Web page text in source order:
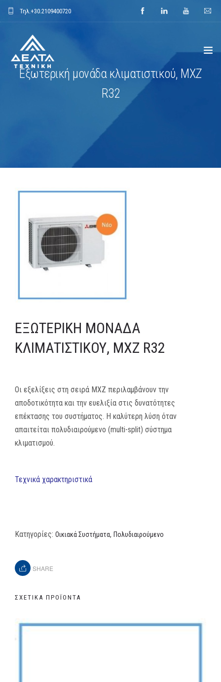
Τηλ.+30.2109400720
MEDIA
ΦΥΛΛΑΔΙΑ
E-SHOP
Εξωτερική μονάδα κλιματιστικού, MXZ
R32
ΕΞΩΤΕΡΙΚΉ ΜΟΝΆΔΑ
ΚΛΙΜΑΤΙΣΤΙΚΟΎ, MXZ R32
Οι εξελίξεις στη σειρά MXZ περιλαμβάνουν την
αποδοτικότητα και την ευελιξία στις δυνατότητες
επέκτασης του συστήματος. Η καλύτερη λύση όταν
απαιτείται πολυδιαιρούμενο (multi-split) σύστημα
κλιματισμού.
Τεχνικά χαρακτηριστικά
Κατηγορίες: Οικιακά Συστήματα, Πολυδιαιρούμενο
SHARE
ΣΧΕΤΙΚΆ ΠΡΟΪΌΝΤΑ